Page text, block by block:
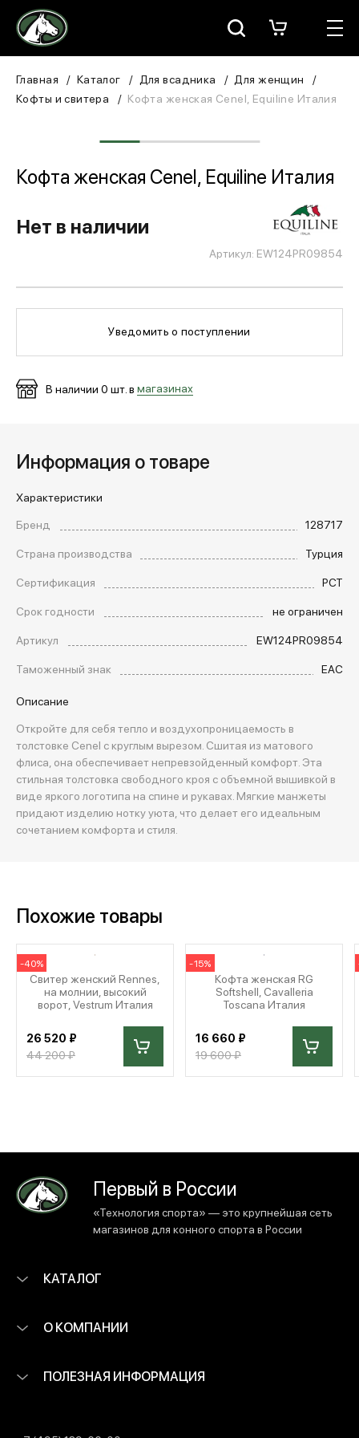
Москва
В конюшню
ЗООТОВАРЫ
БРЕНДЫ
ПОКУПАТЕЛЯМ
ОПЛАТА И ДОСТАВКА
обратный звонок
Главная Каталог Для всадника
Для женщин
Кофты и свитера
Кофта женская Cenel, Equiline Италия
Кофта женская Cenel, Equiline Италия
Артикул: EW124PR09854
Нет в наличии
Уведомить о поступлении
В наличии 0 шт. в магазинах
Информация о товаре
Характеристики
Бренд
128717
Страна производства
Турция
Сертификация
РСТ
Срок годности
не ограничен
Артикул
EW124PR09854
Таможенный знак
EAC
Описание
Откройте для себя тепло и воздухопроницаемость в
толстовке Cenel с круглым вырезом. Сшитая из матового
флиса, она обеспечивает непревзойденный комфорт. Эта
стильная толстовка свободного кроя с объемной вышивкой в
виде яркого логотипа на спине и рукавах. Мягкие манжеты
придают изделию нотку уюта, что делает его идеальным
сочетанием комфорта и стиля.
Похожие товары
-40%
Свитер женский Rennes,
на молнии, высокий
ворот, Vestrum Италия
26 520 ₽
44 200 ₽
-15%
Кофта женская RG
Softshell, Cavalleria
Toscana Италия
16 660 ₽
19 600 ₽
Первый в России
«Технология спорта» — это крупнейшая сеть
магазинов для конного спорта в России
КАТАЛОГ
О КОМПАНИИ
ПОЛЕЗНАЯ ИНФОРМАЦИЯ